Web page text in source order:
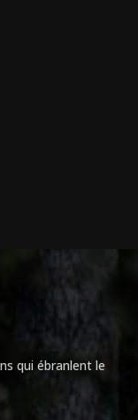
qui ébranlent le